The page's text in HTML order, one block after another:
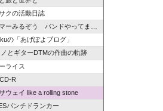
クの活動日誌
ーみるぞう バンドやってまするぅ
の「あげぽよブログ」
ノとギターDTMの作曲の軌跡
ライス
R
ウェイ like a rolling stone
パンチドランカー